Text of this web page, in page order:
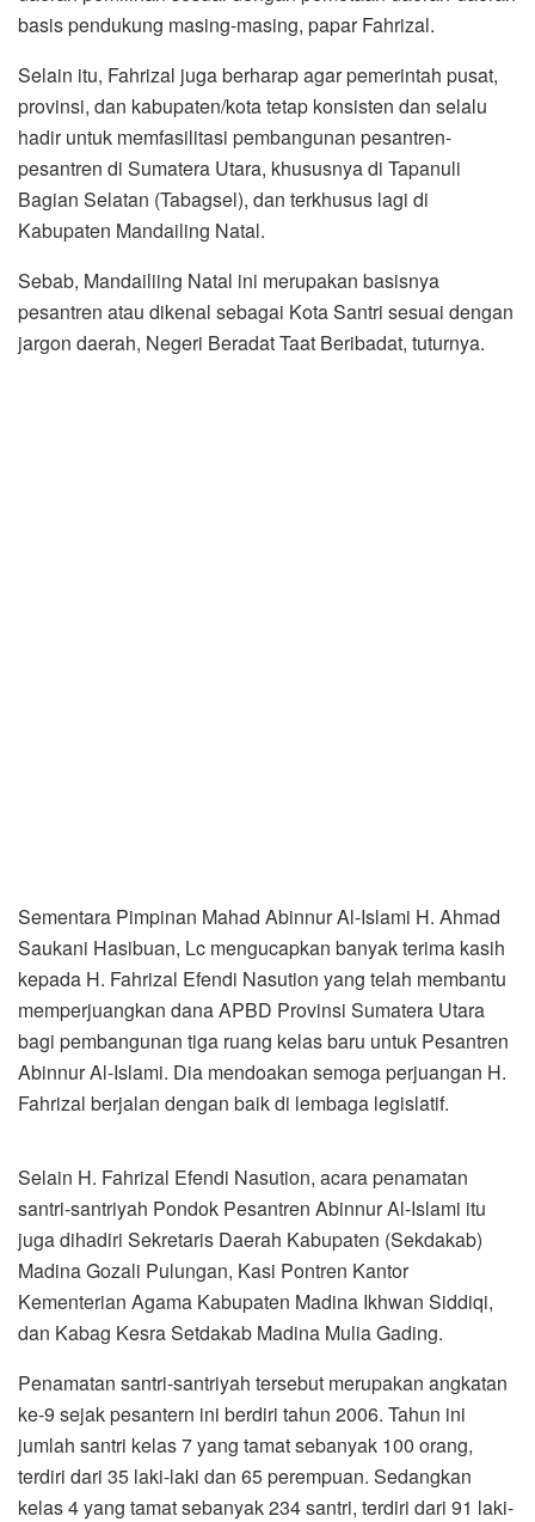
basis pendukung masing-masing, papar Fahrizal.
Selain itu, Fahrizal juga berharap agar pemerintah pusat,
provinsi, dan kabupaten/kota tetap konsisten dan selalu
hadir untuk memfasilitasi pembangunan pesantren-
pesantren di Sumatera Utara, khususnya di Tapanuli
Bagian Selatan (Tabagsel), dan terkhusus lagi di
Kabupaten Mandailing Natal.
Sebab, Mandailiing Natal ini merupakan basisnya
pesantren atau dikenal sebagai Kota Santri sesuai dengan
jargon daerah, Negeri Beradat Taat Beribadat, tuturnya.
Sementara Pimpinan Mahad Abinnur Al-Islami H. Ahmad
Saukani Hasibuan, Lc mengucapkan banyak terima kasih
kepada H. Fahrizal Efendi Nasution yang telah membantu
memperjuangkan dana APBD Provinsi Sumatera Utara
bagi pembangunan tiga ruang kelas baru untuk Pesantren
Abinnur Al-Islami. Dia mendoakan semoga perjuangan H.
Fahrizal berjalan dengan baik di lembaga legislatif.
Selain H. Fahrizal Efendi Nasution, acara penamatan
santri-santriyah Pondok Pesantren Abinnur Al-Islami itu
juga dihadiri Sekretaris Daerah Kabupaten (Sekdakab)
Madina Gozali Pulungan, Kasi Pontren Kantor
Kementerian Agama Kabupaten Madina Ikhwan Siddiqi,
dan Kabag Kesra Setdakab Madina Mulia Gading.
Penamatan santri-santriyah tersebut merupakan angkatan
ke-9 sejak pesantern ini berdiri tahun 2006. Tahun ini
jumlah santri kelas 7 yang tamat sebanyak 100 orang,
terdiri dari 35 laki-laki dan 65 perempuan. Sedangkan
kelas 4 yang tamat sebanyak 234 santri, terdiri dari 91 laki-